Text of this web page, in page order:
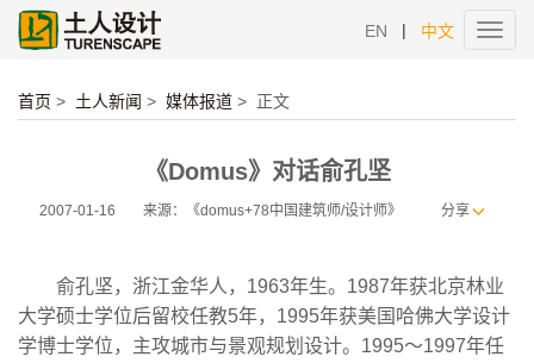
EN | 中文
首页 > 土人新闻 > 媒体报道 > 正文
《Domus》对话俞孔坚
2007-01-16 来源：《domus+78中国建筑师/设计师》 分享
俞孔坚，浙江金华人，1963年生。1987年获北京林业
大学硕士学位后留校任教5年，1995年获美国哈佛大学设计
学博士学位，主攻城市与景观规划设计。1995～1997年任